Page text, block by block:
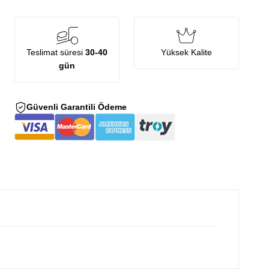
Teslimat süresi30-40
gün
Yüksek Kalite
Güvenli Garantili Ödeme